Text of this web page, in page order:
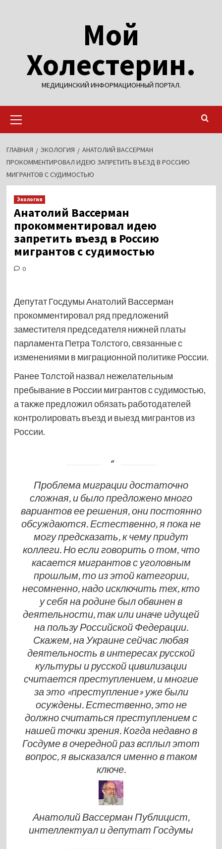
Мой
Холестерин.
МЕДИЦИНСКИЙ ИНФОРМАЦИОННЫЙ ПОРТАЛ.
меню
ГЛАВНАЯ ЭКОЛОГИЯ
АНАТОЛИЙ ВАССЕРМАН
ПРОКОММЕНТИРОВАЛ ИДЕЮ ЗАПРЕТИТЬ ВЪЕЗД В РОССИЮ
МИГРАНТОВ С СУДИМОСТЬЮ
Экология
Анатолий Вассерман
прокомментировал идею
запретить въезд в Россию
мигрантов с судимостью
0
Депутат Госдумы Анатолий Вассерман
прокомментировал ряд предложений
заместителя председателя нижней платы
парламента Петра Толстого, связанные с
изменениями в миграционной политике России.
Ранее Толстой назвал нежелательным
пребывание в России мигрантов с судимостью,
а также предложил обязать работодателей
контролировать въезд и выезд мигрантов из
России.
Проблема миграции достаточно
сложная, и было предложено много
вариантов ее решения, они постоянно
обсуждаются. Естественно, я пока не
могу предсказать, к чему придут
коллеги. Но если говорить о том, что
касается мигрантов с уголовным
прошлым, то из этой категории,
несомненно, надо исключить тех, кто
у себя на родине был обвинен в
деятельности, так или иначе идущей
на пользу Российской Федерации.
Скажем, на Украине сейчас любая
деятельность в интересах русской
культуры и русской цивилизации
считается преступлением, и многие
за это «преступление» уже были
осуждены. Естественно, это не
должно считаться преступлением с
нашей точки зрения. Когда недавно в
Госдуме в очередной раз всплыл этот
вопрос, я высказался именно в таком
ключе.
Анатолий Вассерман Публицист,
интеллектуал и депутат Госдумы